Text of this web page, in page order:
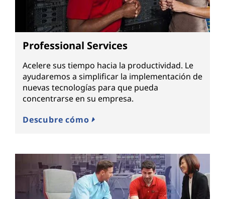
Professional Services
Acelere sus tiempo hacia la productividad. Le
ayudaremos a simplificar la implementación de
nuevas tecnologías para que pueda
concentrarse en su empresa.
Descubre cómo